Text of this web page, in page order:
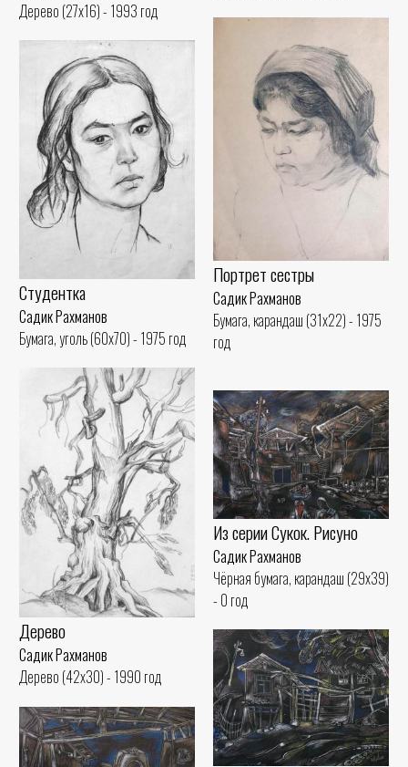
Дерево (27x16) - 1993 год
Портрет сестры
Садик Рахманов
Бумага, карандаш (31x22) - 1975
год
Студентка
Садик Рахманов
Бумага, уголь (60x70) - 1975 год
Дерево
Садик Рахманов
Дерево (42x30) - 1990 год
Из серии Сукок. Рисуно
Садик Рахманов
Чёрная бумага, карандаш (29x39)
- 0 год